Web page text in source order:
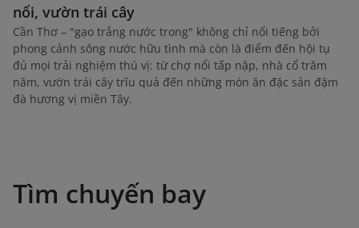
nổi, vườn trái cây
Cần Thơ – "gạo trắng nước trong" không chỉ nổi tiếng bởi
phong cảnh sông nước hữu tình mà còn là điểm đến hội tụ
đủ mọi trải nghiệm thú vị: từ chợ nổi tấp nập, nhà cổ trăm
năm, vườn trái cây trĩu quả đến những món ăn đặc sản đậm
đà hương vị miền Tây.
Tìm chuyến bay